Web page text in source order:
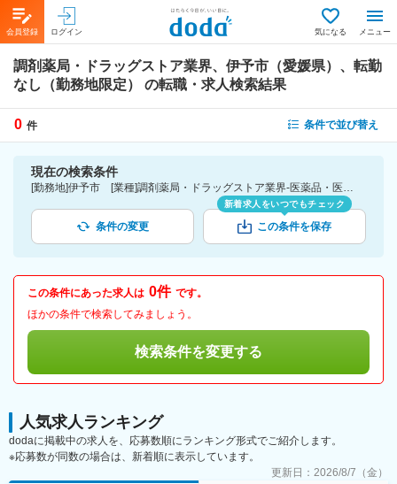
会員登録 ログイン 気になる メニュー
調剤薬局・ドラッグストア業界、伊予市（愛媛県）、転勤
なし（勤務地限定）
の転職・求人検索結果
0 件 条件で並び替え
現在の検索条件
[勤務地]伊予市 [業種]調剤薬局・ドラッグストア業界-医薬品・医療機器・ライフサイエンス・医療系サービス [こだわり条件ピックアップ]転勤なし（勤務地限定） [詳細条件](募集・採用情報)転勤なし（勤務地限定）
条件の変更
新着求人をいつでもチェック
この条件を保存
この条件にあった求人は 0件 です。
ほかの条件で検索してみましょう。
検索条件を変更する
人気求人ランキング
dodaに掲載中の求人を、応募数順にランキング形式でご紹介します。
※応募数が同数の場合は、新着順に表示しています。
更新日： 2026/8/7（金）